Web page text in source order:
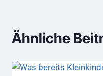
Ähnliche